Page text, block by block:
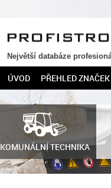
Největší databáze
ÚVOD PŘEHLED ZNAČEK
KOMUNÁLNÍ TECHNIKA